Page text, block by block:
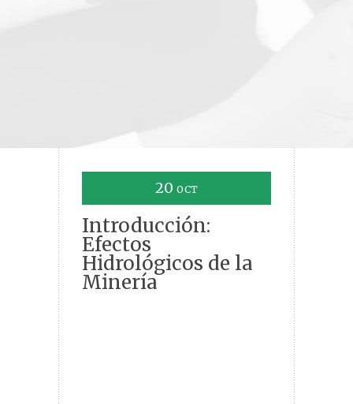
20 OCT
Introducción:
Efectos
Hidrológicos de la
Minería